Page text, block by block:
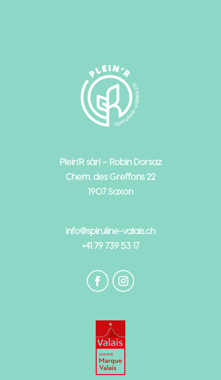
Plein’R sàrl – Robin Dorsaz
Chem. des Greffons 22
1907 Saxon
info@spiruline-valais.ch
+41 79 739 53 17